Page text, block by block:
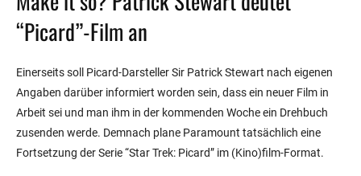
“Picard”-Film an
Einerseits soll Picard-Darsteller Sir Patrick Stewart nach eigenen
Angaben darüber informiert worden sein, dass ein neuer Film in
Arbeit sei und man ihm in der kommenden Woche ein Drehbuch
zusenden werde. Demnach plane Paramount tatsächlich eine
Fortsetzung der Serie “Star Trek: Picard” im (Kino)film-Format.